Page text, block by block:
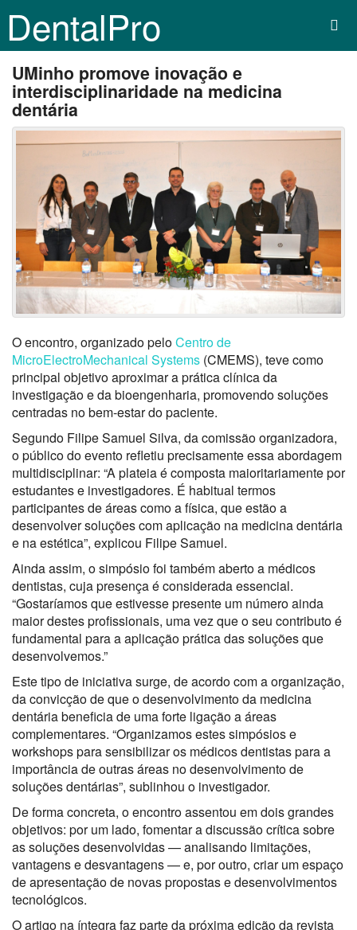
DentalPro
UMinho promove inovação e
interdisciplinaridade na medicina
dentária
O encontro, organizado peloCentro de
MicroElectroMechanical Systems (CMEMS), teve como
principal objetivo aproximar a prática clínica da
investigação e da bioengenharia, promovendo soluções
centradas no bem-estar do paciente.
Segundo Filipe Samuel Silva, da comissão organizadora,
o público do evento refletiu precisamente essa abordagem
multidisciplinar: “A plateia é composta maioritariamente por
estudantes e investigadores. É habitual termos
participantes de áreas como a física, que estão a
desenvolver soluções com aplicação na medicina dentária
e na estética”, explicou Filipe Samuel.
Ainda assim, o simpósio foi também aberto a médicos
dentistas, cuja presença é considerada essencial.
“Gostaríamos que estivesse presente um número ainda
maior destes profissionais, uma vez que o seu contributo é
fundamental para a aplicação prática das soluções que
desenvolvemos.”
Este tipo de iniciativa surge, de acordo com a organização,
da convicção de que o desenvolvimento da medicina
dentária beneficia de uma forte ligação a áreas
complementares. “Organizamos estes simpósios e
workshops para sensibilizar os médicos dentistas para a
importância de outras áreas no desenvolvimento de
soluções dentárias”, sublinhou o investigador.
De forma concreta, o encontro assentou em dois grandes
objetivos: por um lado, fomentar a discussão crítica sobre
as soluções desenvolvidas — analisando limitações,
vantagens e desvantagens — e, por outro, criar um espaço
de apresentação de novas propostas e desenvolvimentos
tecnológicos.
O artigo na íntegra faz parte da próxima edição da revista